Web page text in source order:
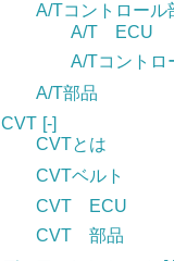
A/Tコントロール
A/T ECU
A/Tコントロ
A/T部品
CVT [-]
CVTとは
CVTベルト
CVT ECU
CVT 部品